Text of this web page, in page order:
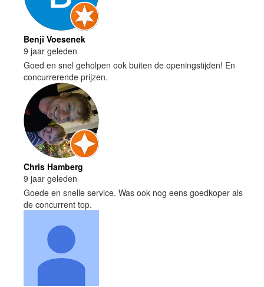
Benji Voesenek
9 jaar geleden
Goed en snel geholpen ook buiten de openingstijden! En
concurrerende prijzen.
Chris Hamberg
9 jaar geleden
Goede en snelle service. Was ook nog eens goedkoper als
de concurrent top.